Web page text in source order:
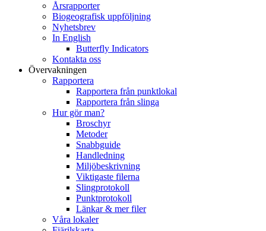
Årsrapporter
Biogeografisk uppföljning
Nyhetsbrev
In English
Butterfly Indicators
Kontakta oss
Övervakningen
Rapportera
Rapportera från punktlokal
Rapportera från slinga
Hur gör man?
Broschyr
Metoder
Snabbguide
Handledning
Miljöbeskrivning
Viktigaste filerna
Slingprotokoll
Punktprotokoll
Länkar & mer filer
Våra lokaler